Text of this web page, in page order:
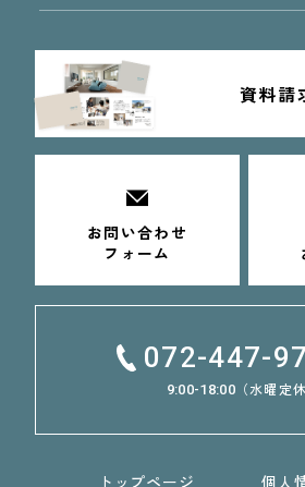
資料請
お問い合わせ
フォーム
072-447-
9:00-18:00 （水曜定休
トップページ 個人